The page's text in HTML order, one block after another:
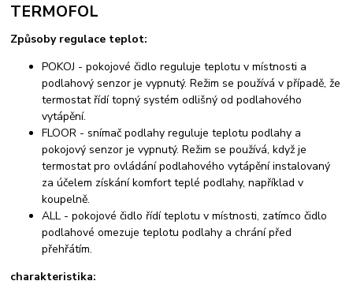
TERMOFOL
Způsoby regulace teplot:
POKOJ - pokojové čidlo reguluje teplotu v místnosti a
podlahový senzor je vypnutý. Režim se používá v případě, že
termostat řídí topný systém odlišný od podlahového
vytápění.
FLOOR - snímač podlahy reguluje teplotu podlahy a
pokojový senzor je vypnutý. Režim se používá, když je
termostat pro ovládání podlahového vytápění instalovaný
za účelem získání komfort teplé podlahy, například v
koupelně.
ALL - pokojové čidlo řídí teplotu v místnosti, zatímco čidlo
podlahové omezuje teplotu podlahy a chrání před
přehřátím.
charakteristika: